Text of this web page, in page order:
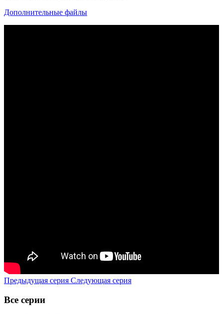
Дополнительные файлы
Предыдущая серия Следующая серия
Все серии